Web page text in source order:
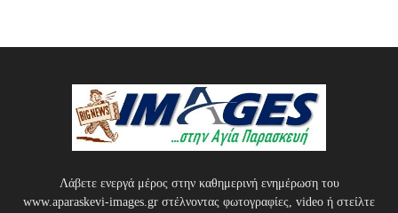
Λάβετε ενεργά μέρος στην καθημερινή ενημέρωση του
www.aparaskevi-images.gr στέλνοντας φωτογραφίες, video ή στείλτε